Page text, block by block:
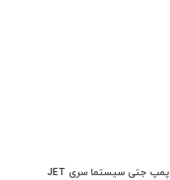
پمپ جتی سیستما سری JET